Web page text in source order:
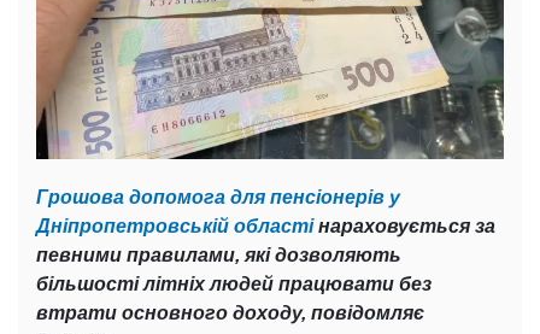
Грошова допомога для пенсіонерів у
Дніпропетровській областінараховується за
певними правилами, які дозволяють
більшості літніх людей працювати без
втрати основного доходу, повідомляє